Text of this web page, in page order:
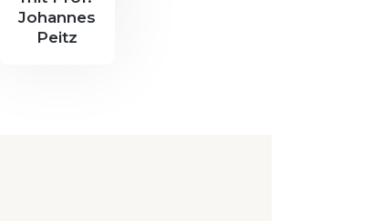
Johannes
Peitz